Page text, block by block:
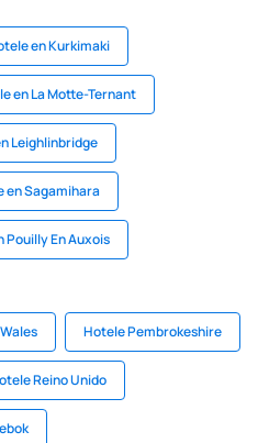
en Kurkimaki
en La Motte-Ternant
Leighlinbridge
en Sagamihara
Pouilly En Auxois
Hotele Pembrokeshire
Reino Unido